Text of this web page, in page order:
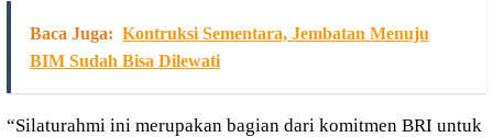
Baca Juga: Kontruksi Sementara, Jembatan Menuju
BIM Sudah Bisa Dilewati
“Silaturahmi ini merupakan bagian dari komitmen BRI untuk